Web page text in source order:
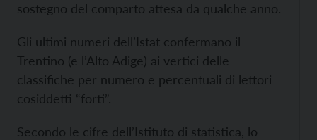
sostegno del comparto attesa da qualche anno.
Gli ultimi numeri dell’Istat confermano il
Trentino (e l’Alto Adige) ai vertici delle
classifiche per numero e percentuali di lettori
cosiddetti “forti”.
Secondo le cifre dell’Istituto di statistica, lo